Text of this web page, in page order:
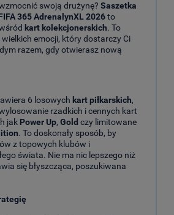
swoją drużynę? Saszetka
365 AdrenalynXL 2026to
kart kolekcjonerskich. To
wielkich emocji, który dostarczy Ci
razem, gdy otwierasz nową
6 losowych kart piłkarskich,
rzadkich i cennych kart
jak Power Up, Gold czy limitowane
. To doskonały sposób, by
z topowych klubów i
świata. Nie ma nic lepszego niż
się błyszcząca, poszukiwana